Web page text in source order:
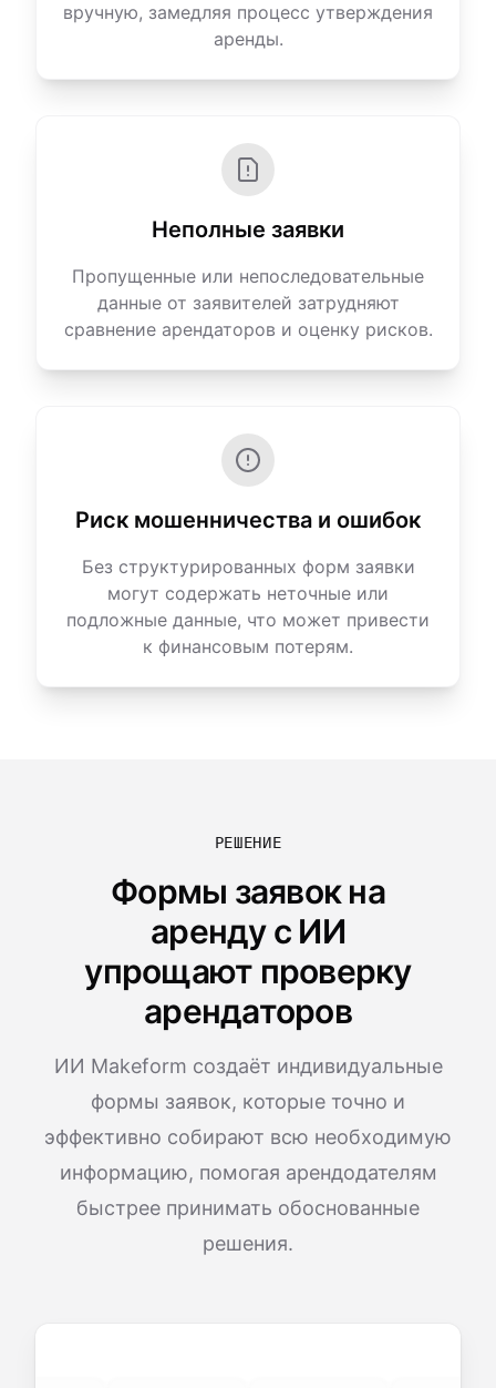
вручную, замедляя процесс утверждения
аренды.
Неполные заявки
Пропущенные или непоследовательные
данные от заявителей затрудняют
сравнение арендаторов и оценку рисков.
Риск мошенничества и ошибок
Без структурированных форм заявки
могут содержать неточные или
подложные данные, что может привести
к финансовым потерям.
РЕШЕНИЕ
Формы заявок на
аренду с ИИ
упрощают проверку
арендаторов
ИИ Makeform создаёт индивидуальные
формы заявок, которые точно и
эффективно собирают всю необходимую
информацию, помогая арендодателям
быстрее принимать обоснованные
решения.